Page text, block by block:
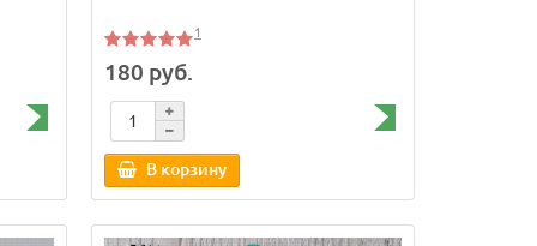
1
180 руб.
В корзину